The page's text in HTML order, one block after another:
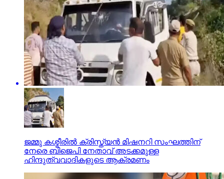
ജമ്മു കശ്മീരില്‍ ക്രിസ്ത്യന്‍ മിഷനറി സംഘത്തിന്
നേരെ ബിജെപി നേതാവ് അടക്കമുള്ള
ഹിന്ദുത്വവാദികളുടെ ആക്രമണം